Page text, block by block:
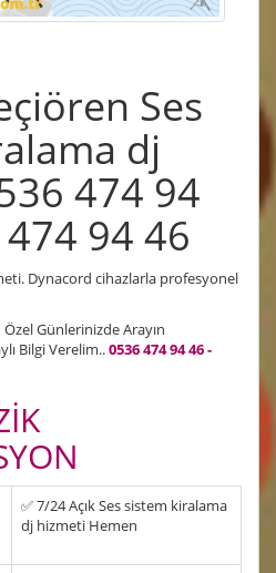
Ses
dj
474 94
94 46
Dynacord cihazlarla profesyonel
Günlerinizde Arayın
Bilgi Verelim..0536 474 94 46 -
✅ 7/24 Açık Ses sistem kiralama
dj hizmeti Hemen